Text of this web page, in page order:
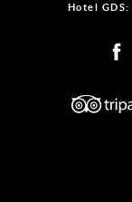
Hotel GDS: